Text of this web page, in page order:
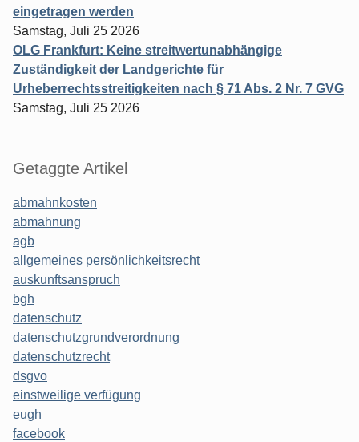
eingetragen werden
Samstag, Juli 25 2026
OLG Frankfurt: Keine streitwertunabhängige
Zuständigkeit der Landgerichte für
Urheberrechtsstreitigkeiten nach § 71 Abs. 2 Nr. 7 GVG
Samstag, Juli 25 2026
Getaggte Artikel
abmahnkosten
abmahnung
agb
allgemeines persönlichkeitsrecht
auskunftsanspruch
bgh
datenschutz
datenschutzgrundverordnung
datenschutzrecht
dsgvo
einstweilige verfügung
eugh
facebook